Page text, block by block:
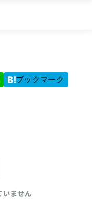
ブックマーク